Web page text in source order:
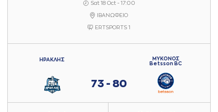
Sat 18 Oct - 17:00
ΙΒΑΝΩΦΕΙΟ
ERTSPORTS 1
ΗΡΑΚΛΗΣ
73 - 80
ΜΥΚΟΝΟΣ
Betsson BC